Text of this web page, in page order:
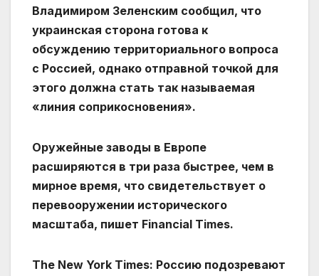
Владимиром Зеленским сообщил, что
украинская сторона готова к
обсуждению территориального вопроса
с Россией, однако отправной точкой для
этого должна стать так называемая
«линия соприкосновения».
Оружейные заводы в Европе
расширяются в три раза быстрее, чем в
мирное время, что свидетельствует о
перевооружении исторического
масштаба, пишет Financial Times.
The New York Times: Россию подозревают